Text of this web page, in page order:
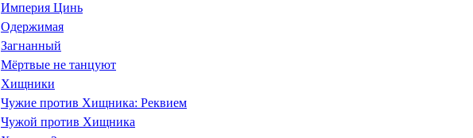
Империя Цинь
Одержимая
Загнанный
Мёртвые не танцуют
Хищники
Чужие против Хищника: Реквием
Чужой против Хищника